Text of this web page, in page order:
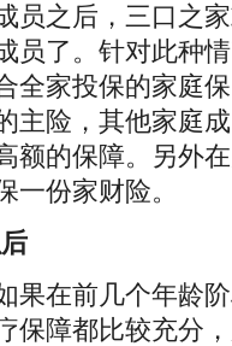
之后，三口之家
员了。针对此种
全家投保的家庭
主险，其他家庭
额的保障。另外
一份家财险。
在前几个年龄阶
保障都比较充分